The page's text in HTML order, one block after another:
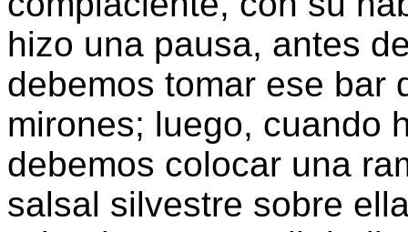
hizo una pausa, antes
debemos tomar ese bar
mirones; luego, cuando
debemos colocar una
salsal silvestre sobre